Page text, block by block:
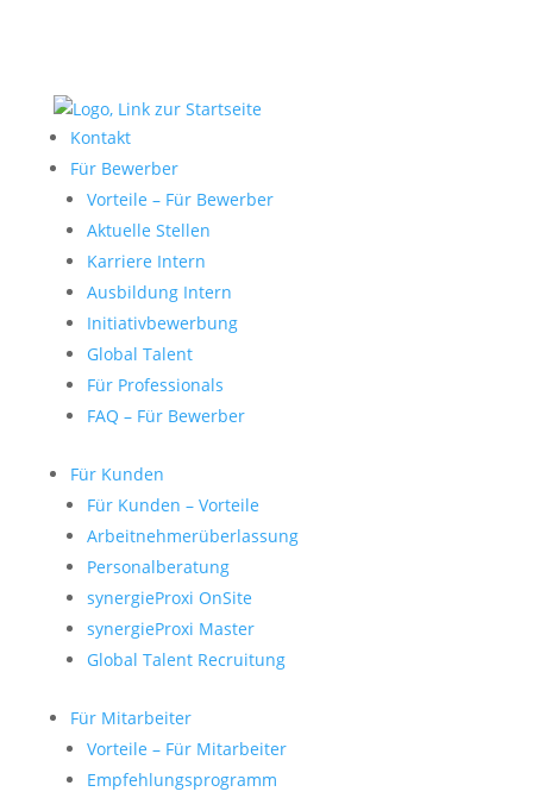
Kontakt
Für Bewerber
Vorteile – Für Bewerber
Aktuelle Stellen
Karriere Intern
Ausbildung Intern
Initiativbewerbung
Global Talent
Für Professionals
FAQ – Für Bewerber
Für Kunden
Für Kunden – Vorteile
Arbeitnehmerüberlassung
Personalberatung
synergieProxi OnSite
synergieProxi Master
Global Talent Recruitung
Für Mitarbeiter
Vorteile – Für Mitarbeiter
Empfehlungsprogramm